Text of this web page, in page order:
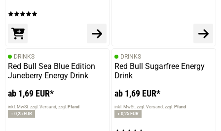
DRINKS
Red Bull Sea Blue Edition
Juneberry Energy Drink
ab 1,69 EUR*
inkl. MwSt. zzgl. Versand zzgl. Pfand
+ 0,25 EUR
DRINKS
Red Bull Sugarfree Energy
Drink
ab 1,69 EUR*
inkl. MwSt. zzgl. Versand zzgl. Pfand
+ 0,25 EUR